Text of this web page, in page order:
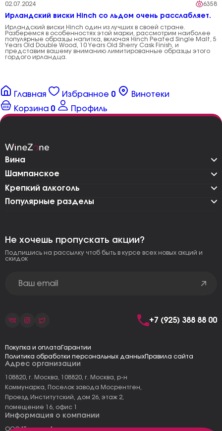
02.07.2024 6358
Ирландский виски Hinch со льдом очень расслабляет.
Ирландский виски Hinch один из лучших в своей стране.
Разберемся в особенностях этой марки, рассмотрим наиболее
популярные образцы напитка, включая Hinch Peated Single Malt, 5
Years Old Double Wood, 10 Years Old Sherry Cask Finish, и
представим вашему вниманию лимитированные образцы этого
гордого ирландца.
Главная Избранное 0
Винотеки
Корзина 0 Профиль
Вина
Шампанское
Крепкий алкоголь
Популярные разделы
Адрес организации
108820, г. Москва, 108820, г. Москва, р-н
Коммунарка, Поселок завода Мосрентген,
Проезд Институтский, дом 26, этаж 2,
помещение 16, офис 1
Информация о компании
ООО "Тоскана"
Не хочешь пропускать акции?
Подпишись на рассылку чтоб быть в курсе всех новых акций и
скидок
+7 (925) 388 88 00
Покупка и оплата Гарантии
Политика обработки персональных данныхПравила сайта